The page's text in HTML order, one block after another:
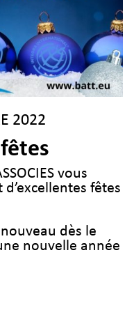
2022
vous
fêtes
dès le
nouvelle année